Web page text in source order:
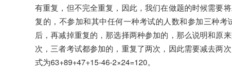
有重复，但不完全重复，因此，我们在做题的时候需要
复的，不参加和其中任何一种考试的人数和参加三种
后，再减掉重复的，那选择两种参加的，那么说明和原
次，三者考试都参加的，重复了两次，因此需要减去两
式为63+89+47+15-46-2×24=120。